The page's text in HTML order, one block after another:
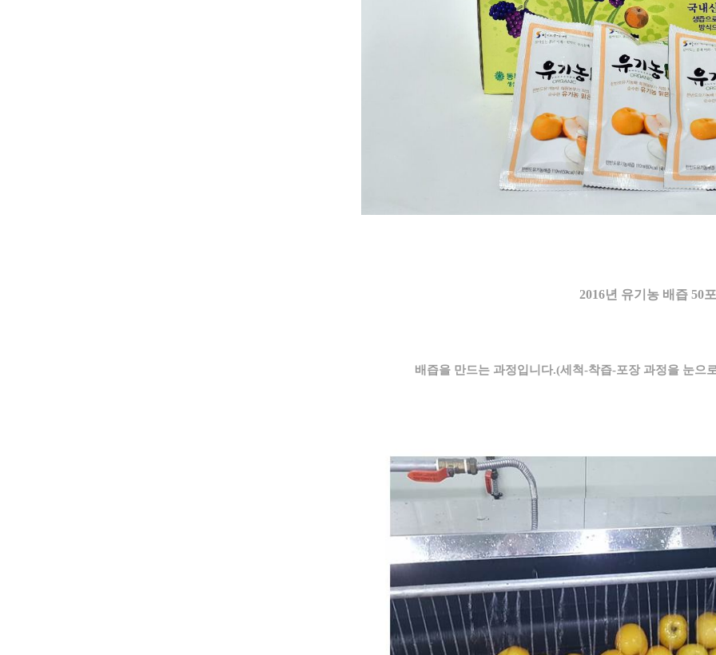
2016년 유기농 배즙 50포
배즙을 만드는 과정입니다.(세척-착즙-포장 과정을 눈으